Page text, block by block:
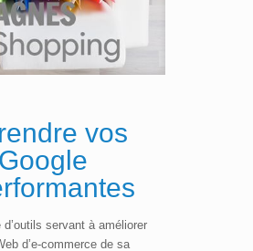
vos
servant à améliorer
d’e-commerce de sa